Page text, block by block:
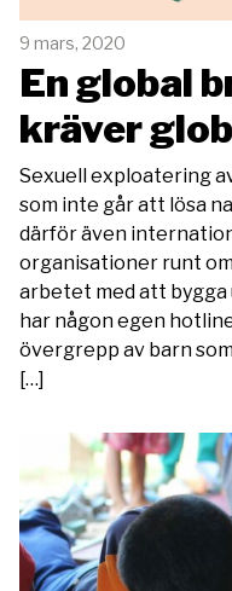
9 mars, 2020
En global
kräver
Sexuell exploatering
som inte går att lösa
därför även
organisationer runt
arbetet med att bygga
har någon egen
övergrepp av barn
[…]